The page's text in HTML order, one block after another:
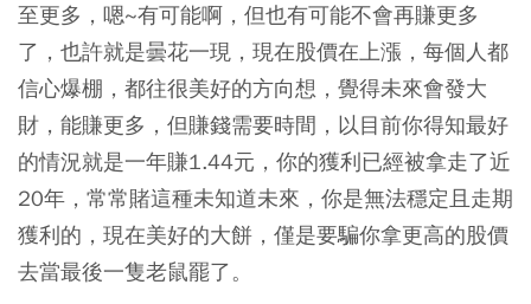
至更多，嗯~有可能啊，但也有可能不會再賺更多
了，也許就是曇花一現，現在股價在上漲，每個人都
信心爆棚，都往很美好的方向想，覺得未來會發大
財，能賺更多，但賺錢需要時間，以目前你得知最好
的情況就是一年賺1.44元，你的獲利已經被拿走了近
20年，常常賭這種未知道未來，你是無法穩定且走期
獲利的，現在美好的大餅，僅是要騙你拿更高的股價
去當最後一隻老鼠罷了。